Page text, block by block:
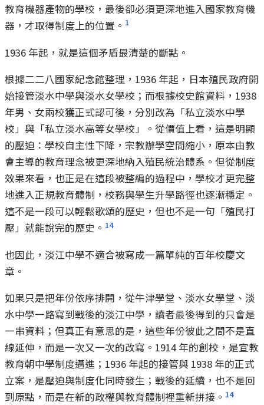
教育機器產物的學校，最後卻必須更深地進入國家教育機
器，才取得制度上的位置。 1
1936 年起，就是這個矛盾最清楚的斷點。
根據二二八國家紀念館整理，1936 年起，日本殖民政府開
始接管淡水中學與淡水女學校；而根據校史館資料，1938
年男、女兩校獲正式認可後，分別改為「私立淡水中學
校」與「私立淡水高等女學校」。從價值上看，這是明顯
的壓迫：學校自主性下降，宗教辦學空間縮小，原本由教
會主導的教育理念被更深地納入殖民統治體系。但從制度
效果來看，也正是在這段被整編的過程中，學校才更完整
地進入正規教育體制，校務與學生升學路徑也逐漸穩定。
這不是一段可以輕鬆歌頌的歷史，但也不是一句「殖民打
壓」就能說完的歷史。 14
也因此，淡江中學不適合被寫成一篇單純的百年校慶文
章。
如果只是把年份依序排開，從牛津學堂、淡水女學堂、淡
水中學一路寫到戰後的淡江中學，讀者最後得到的只會是
一串資料；但真正有意思的是，這些年份彼此之間不是直
線延伸，而是一次又一次的改寫。1914 年的創校，是宣教
教育朝中學制度邁進；1936 年起的接管與 1938 年的正式
立案，是壓迫與制度化同時發生；戰後的延續，也不是回
到原點，而是在新的政權與教育體制裡重新拼接。 14